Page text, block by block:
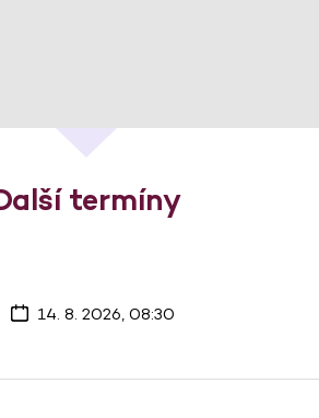
termíny
14. 8. 2026, 08:30